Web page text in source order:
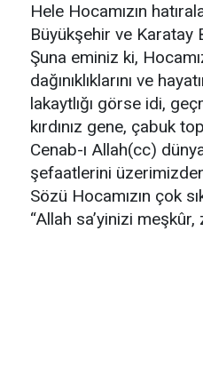
Hele Hocamızın
Büyükşehir ve Karatay
Şuna eminiz ki,
dağınıklıklarını ve
lakaytlığı görse idi,
kırdınız gene, çabuk
Cenab-ı Allah(cc)
şefaatlerini
Sözü Hocamızın çok
“Allah sa’yinizi